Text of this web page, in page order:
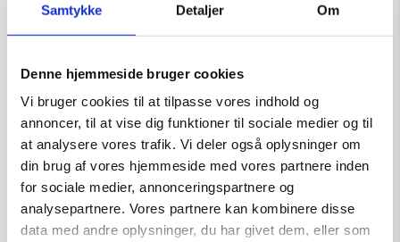
Samtykke Detaljer Om
Denne hjemmeside bruger cookies
Vi bruger cookies til at tilpasse vores indhold og
annoncer, til at vise dig funktioner til sociale medier og til
at analysere vores trafik. Vi deler også oplysninger om
din brug af vores hjemmeside med vores partnere inden
for sociale medier, annonceringspartnere og
analysepartnere. Vores partnere kan kombinere disse
data med andre oplysninger, du har givet dem, eller som
“Uden Titel”
Størrelse: h 25 cm
kr.
Tilføj til kurv